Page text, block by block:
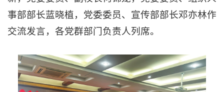
事部部长蓝晓植，党委委员、宣传部部长邓亦林作
交流发言，各党群部门负责人列席。